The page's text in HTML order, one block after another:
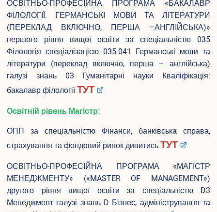
Наукова діяльність
Загальна інформація
Путівник науковця
Напрями наукових досліджень
Організація наукової діяльності молодих вчених
Наукові школи
Спеціалізована вчена рада Д70.895.02
Спеціалізована вчена рада К 70.895.02
Спеціалізована вчена рада К 70.895.01
Наукові видання
Наукометричні бази даних
Спеціалізовані вчені ради для захисту дисертацій на здобуття
ступеня доктора філософії
Конференції та наукові заходи
Шаблони документів наукової звітності
Наукова звітність
Співробітництво
ОСВІТНЬО-ПРОФЕСІЙНА ПРОГРАМА «БАКАЛАВР
ФІЛОЛОГІЇ. ГЕРМАНСЬКІ МОВИ ТА ЛІТЕРАТУРИ
(ПЕРЕКЛАД ВКЛЮЧНО, ПЕРША –АНГЛІЙСЬКА)»
першого рівня вищої освіти за спеціальністю 035
Філологія спеціалізацією 035.041 Германські мови та
літератури (переклад включно, перша – англійська)
галузі знань 03 Гуманітарні науки Кваліфікація:
бакалавр філологіїТУТ
Освітній рівень Магістр:
ОПП за спеціальністю Фінанси, банківська справа,
страхування та фондовий ринок дивитисьТУТ
ОСВІТНЬО-ПРОФЕСІЙНА ПРОГРАМА «МАГІСТР
МЕНЕДЖМЕНТУ» («MASTER OF MANAGEMENT»)
другого рівня вищої освіти за спеціальністю D3
Менеджмент галузі знань D Бізнес, адміністрування та